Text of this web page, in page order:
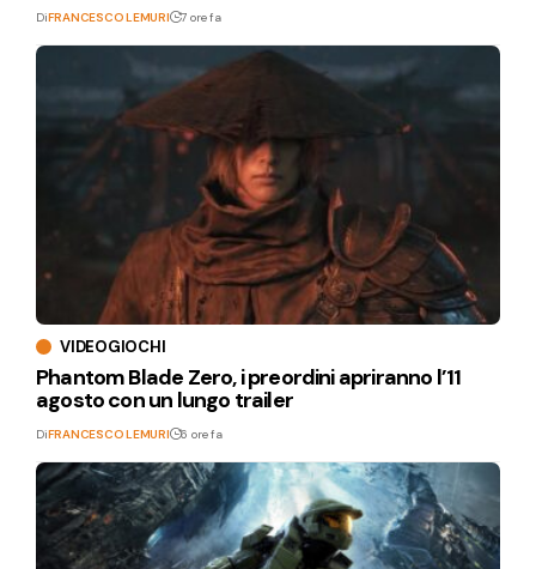
DiFRANCESCO LEMURI 7 ore fa
VIDEOGIOCHI
Phantom Blade Zero, i preordini apriranno l’11
agosto con un lungo trailer
DiFRANCESCO LEMURI 6 ore fa